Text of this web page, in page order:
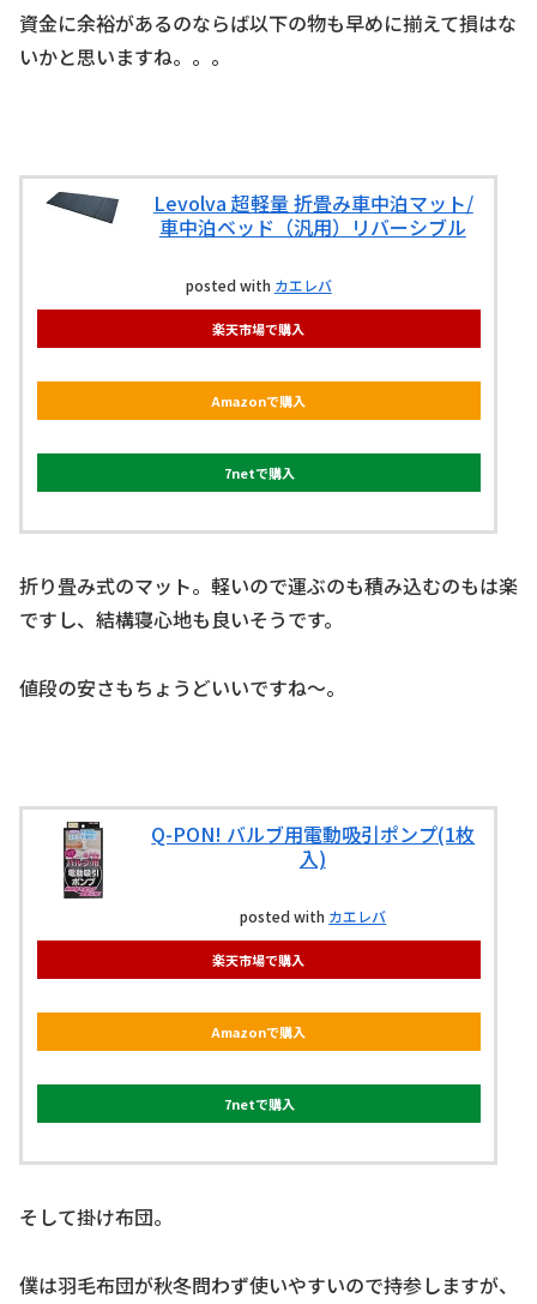
資金に余裕があるのならば以下の物も早めに揃えて損はな
いかと思いますね。。。
Levolva 超軽量 折畳み車中泊マット/
車中泊ベッド（汎用）リバーシブル
posted with カエレバ
楽天市場で購入
Amazonで購入
7netで購入
折り畳み式のマット。軽いので運ぶのも積み込むのもは楽
ですし、結構寝心地も良いそうです。
値段の安さもちょうどいいですね～。
Q-PON! バルブ用電動吸引ポンプ(1枚
入)
posted with カエレバ
楽天市場で購入
Amazonで購入
7netで購入
そして掛け布団。
僕は羽毛布団が秋冬問わず使いやすいので持参しますが、